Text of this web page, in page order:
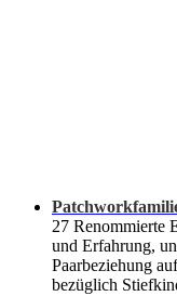
27 Renommierte
und Erfahrung,
Paarbeziehung
bezüglich